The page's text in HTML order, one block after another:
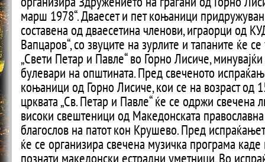
марш 1978“. Дваесет и пет коњаници
составена од дваесетина членови, играорци од
Вапцаров“, со звуците на зурлите и тапаните ќе
„Свети Петар и Павле“ во Горно Лисиче,
булевари на општината. Пред свеченото
коњаници од Горно Лисиче, кои се на возраст од
црквата „Св. Петар и Павле“ ќе се одржи свечена
високи свештеници од Македонската
благослов на патот кон Крушево. Пред
ќе се организира свечена музичка програма каде
познати македонски естрадни уметници. Во